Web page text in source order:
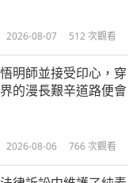
修行，並將無上
與高瞻遠矚的美
上帝賦予你們的使
量走完歸鄉的旅
電視台的加持力來提
面能量
2026-08-07 512 次觀看
明師並接受印心，穿
的漫長艱辛道路便會
2026-08-06 766次觀看